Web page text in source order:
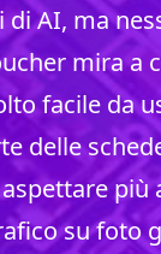
AI, ma
mira a
facile da
delle
su foto